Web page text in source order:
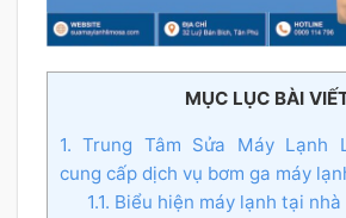
MỤC LỤC BÀI
1. Trung Tâm Sửa Máy Lạnh
cung cấp dịch vụ bơm ga máy
1.1. Biểu hiện máy lạnh tại